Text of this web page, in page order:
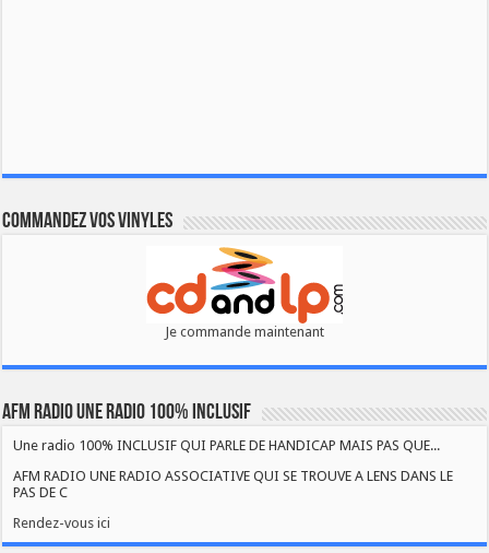
Commandez vos vinyles
Je commande maintenant
AFM RADIO UNE RADIO 100% INCLUSIF
Une radio 100% INCLUSIF QUI PARLE DE HANDICAP MAIS PAS QUE...
AFM RADIO UNE RADIO ASSOCIATIVE QUI SE TROUVE A LENS DANS LE
PAS DE C
Rendez-vous ici